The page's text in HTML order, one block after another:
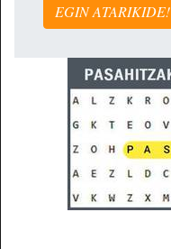
EGIN ATARIKIDE!